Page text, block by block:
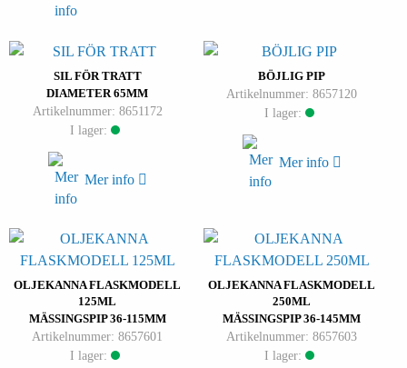
SIL FÖR TRATT
DIAMETER 65MM
Artikelnummer: 8651172
I lager:
Mer info
BÖJLIG PIP
Artikelnummer: 8657120
I lager:
Mer info
OLJEKANNA FLASKMODELL
125ML
MÄSSINGSPIP 36-115MM
Artikelnummer: 8657601
I lager:
OLJEKANNA FLASKMODELL
250ML
MÄSSINGSPIP 36-145MM
Artikelnummer: 8657603
I lager: